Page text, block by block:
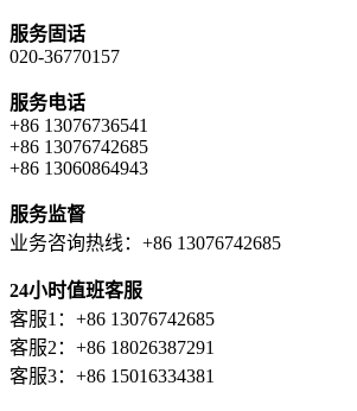
服务固话
020-36770157
服务电话
+86 13076736541
+86 13076742685
+86 13060864943
服务监督
业务咨询热线：+86 13076742685
24小时值班客服
客服1：+86 13076742685
客服2：+86 18026387291
客服3：+86 15016334381